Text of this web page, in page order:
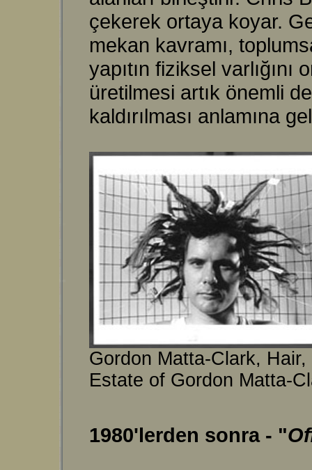
çekerek ortaya koyar.
mekan kavramı,
yapıtın fiziksel
üretilmesi artık önemli
kaldırılması anlamına
Gordon Matta-Clark,
Estate of Gordon Matta-
1980'lerden sonra - "